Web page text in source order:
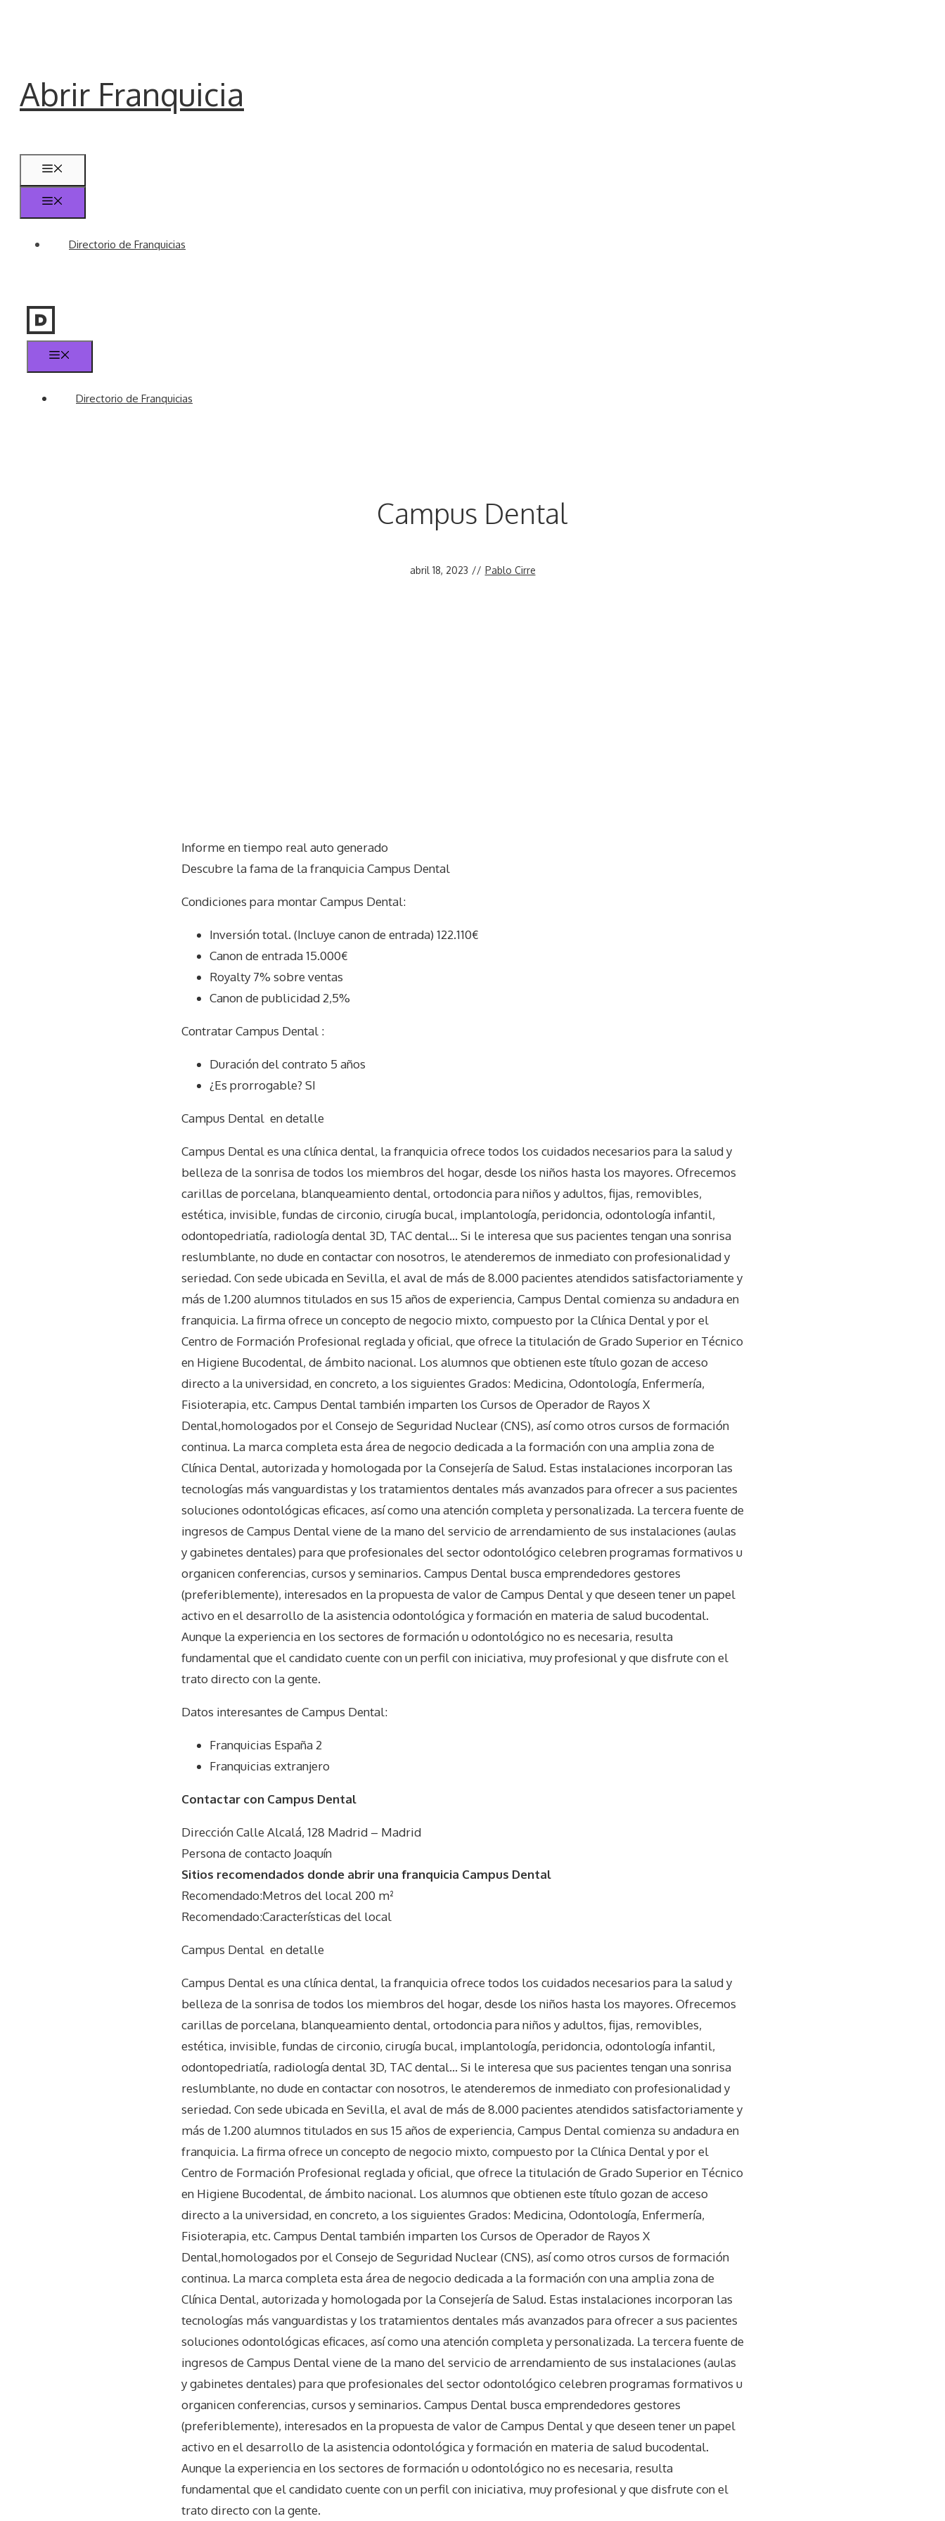
Abrir Franquicia
Directorio de Franquicias
Directorio de Franquicias
Campus Dental
abril 18, 2023 // Pablo Cirre
Informe en tiempo real auto generado
Descubre la fama de la franquicia Campus Dental
Condiciones para montar Campus Dental:
Inversión total. (Incluye canon de entrada) 122.110€
Canon de entrada 15.000€
Royalty 7% sobre ventas
Canon de publicidad 2,5%
Contratar Campus Dental :
Duración del contrato 5 años
¿Es prorrogable? SI
Campus Dental en detalle
Campus Dental es una clínica dental, la franquicia ofrece todos los cuidados necesarios para la salud y
belleza de la sonrisa de todos los miembros del hogar, desde los niños hasta los mayores. Ofrecemos
carillas de porcelana, blanqueamiento dental, ortodoncia para niños y adultos, fijas, removibles,
estética, invisible, fundas de circonio, cirugía bucal, implantología, peridoncia, odontología infantil,
odontopedriatía, radiología dental 3D, TAC dental… Si le interesa que sus pacientes tengan una sonrisa
reslumblante, no dude en contactar con nosotros, le atenderemos de inmediato con profesionalidad y
seriedad. Con sede ubicada en Sevilla, el aval de más de 8.000 pacientes atendidos satisfactoriamente y
más de 1.200 alumnos titulados en sus 15 años de experiencia, Campus Dental comienza su andadura en
franquicia. La firma ofrece un concepto de negocio mixto, compuesto por la Clínica Dental y por el
Centro de Formación Profesional reglada y oficial, que ofrece la titulación de Grado Superior en Técnico
en Higiene Bucodental, de ámbito nacional. Los alumnos que obtienen este título gozan de acceso
directo a la universidad, en concreto, a los siguientes Grados: Medicina, Odontología, Enfermería,
Fisioterapia, etc. Campus Dental también imparten los Cursos de Operador de Rayos X
Dental,homologados por el Consejo de Seguridad Nuclear (CNS), así como otros cursos de formación
continua. La marca completa esta área de negocio dedicada a la formación con una amplia zona de
Clínica Dental, autorizada y homologada por la Consejería de Salud. Estas instalaciones incorporan las
tecnologías más vanguardistas y los tratamientos dentales más avanzados para ofrecer a sus pacientes
soluciones odontológicas eficaces, así como una atención completa y personalizada. La tercera fuente de
ingresos de Campus Dental viene de la mano del servicio de arrendamiento de sus instalaciones (aulas
y gabinetes dentales) para que profesionales del sector odontológico celebren programas formativos u
organicen conferencias, cursos y seminarios. Campus Dental busca emprendedores gestores
(preferiblemente), interesados en la propuesta de valor de Campus Dental y que deseen tener un papel
activo en el desarrollo de la asistencia odontológica y formación en materia de salud bucodental.
Aunque la experiencia en los sectores de formación u odontológico no es necesaria, resulta
fundamental que el candidato cuente con un perfil con iniciativa, muy profesional y que disfrute con el
trato directo con la gente.
Datos interesantes de Campus Dental:
Franquicias España 2
Franquicias extranjero
Contactar con Campus Dental
Dirección Calle Alcalá, 128 Madrid – Madrid
Persona de contacto Joaquín
Sitios recomendados donde abrir una franquicia Campus Dental
Recomendado:Metros del local 200 m²
Recomendado:Características del local
Campus Dental en detalle
Campus Dental es una clínica dental, la franquicia ofrece todos los cuidados necesarios para la salud y
belleza de la sonrisa de todos los miembros del hogar, desde los niños hasta los mayores. Ofrecemos
carillas de porcelana, blanqueamiento dental, ortodoncia para niños y adultos, fijas, removibles,
estética, invisible, fundas de circonio, cirugía bucal, implantología, peridoncia, odontología infantil,
odontopedriatía, radiología dental 3D, TAC dental… Si le interesa que sus pacientes tengan una sonrisa
reslumblante, no dude en contactar con nosotros, le atenderemos de inmediato con profesionalidad y
seriedad. Con sede ubicada en Sevilla, el aval de más de 8.000 pacientes atendidos satisfactoriamente y
más de 1.200 alumnos titulados en sus 15 años de experiencia, Campus Dental comienza su andadura en
franquicia. La firma ofrece un concepto de negocio mixto, compuesto por la Clínica Dental y por el
Centro de Formación Profesional reglada y oficial, que ofrece la titulación de Grado Superior en Técnico
en Higiene Bucodental, de ámbito nacional. Los alumnos que obtienen este título gozan de acceso
directo a la universidad, en concreto, a los siguientes Grados: Medicina, Odontología, Enfermería,
Fisioterapia, etc. Campus Dental también imparten los Cursos de Operador de Rayos X
Dental,homologados por el Consejo de Seguridad Nuclear (CNS), así como otros cursos de formación
continua. La marca completa esta área de negocio dedicada a la formación con una amplia zona de
Clínica Dental, autorizada y homologada por la Consejería de Salud. Estas instalaciones incorporan las
tecnologías más vanguardistas y los tratamientos dentales más avanzados para ofrecer a sus pacientes
soluciones odontológicas eficaces, así como una atención completa y personalizada. La tercera fuente de
ingresos de Campus Dental viene de la mano del servicio de arrendamiento de sus instalaciones (aulas
y gabinetes dentales) para que profesionales del sector odontológico celebren programas formativos u
organicen conferencias, cursos y seminarios. Campus Dental busca emprendedores gestores
(preferiblemente), interesados en la propuesta de valor de Campus Dental y que deseen tener un papel
activo en el desarrollo de la asistencia odontológica y formación en materia de salud bucodental.
Aunque la experiencia en los sectores de formación u odontológico no es necesaria, resulta
fundamental que el candidato cuente con un perfil con iniciativa, muy profesional y que disfrute con el
trato directo con la gente.